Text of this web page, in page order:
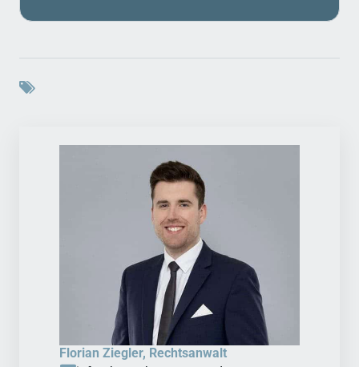
Florian Ziegler, Rechtsanwalt